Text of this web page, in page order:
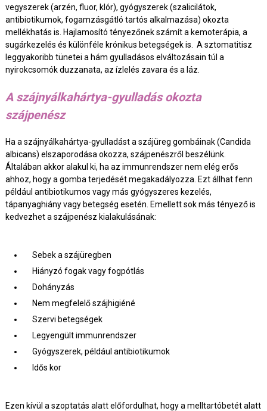
vegyszerek (arzén, fluor, klór), gyógyszerek (szalicilátok,
antibiotikumok, fogamzásgátló tartós alkalmazása) okozta
mellékhatás is. Hajlamosító tényezőnek számít a kemoterápia, a
sugárkezelés és különféle krónikus betegségek is. A sztomatitisz
leggyakoribb tünetei a hám gyulladásos elváltozásain túl a
nyirokcsomók duzzanata, az ízlelés zavara és a láz.
A szájnyálkahártya-gyulladás okozta
szájpenész
Ha a szájnyálkahártya-gyulladást a szájüreg gombáinak (Candida
albicans) elszaporodása okozza, szájpenészről beszélünk.
Általában akkor alakul ki, ha az immunrendszer nem elég erős
ahhoz, hogy a gomba terjedését megakadályozza. Ezt állhat fenn
például antibiotikumos vagy más gyógyszeres kezelés,
tápanyaghiány vagy betegség esetén. Emellett sok más tényező is
kedvezhet a szájpenész kialakulásának:
Sebek a szájüregben
Hiányzó fogak vagy fogpótlás
Dohányzás
Nem megfelelő szájhigiéné
Szervi betegségek
Legyengült immunrendszer
Gyógyszerek, például antibiotikumok
Idős kor
Ezen kívül a szoptatás alatt előfordulhat, hogy a melltartóbetét alatt